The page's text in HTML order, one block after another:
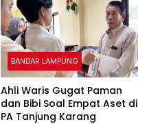
BANDAR LAMPUNG
Ahli Waris Gugat Paman
dan Bibi Soal Empat Aset di
PA Tanjung Karang